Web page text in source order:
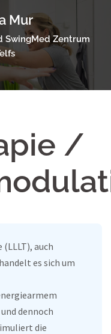
Mur
SwingMed Zentrum
/
auch
es sich um
dennoch
die